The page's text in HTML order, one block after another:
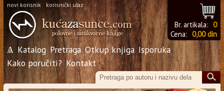
novi korisnik korisnički ulaz
Br. artikala: 0
Cena: 0,00 din
Ѧ Katalog Pretraga Otkup knjiga Isporuka
Kako poručiti? Kontakt